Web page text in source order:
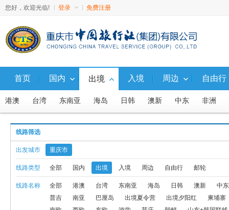
您好，欢迎光临! 登录 免费注册
首页 国内 出境
港澳 台湾 东南亚 海岛 日韩 澳新 中东 非洲
出境夕阳红 柬埔寨 出境自由行 日本 韩国 北欧 南
东北+俄罗斯联线 东北+朝鲜联线 广西+越南联线 迪拜 清
长滩 斯里兰卡 出境自驾 天宁塞班 老挝 出境
留尼旺 宿雾 贝加尔湖及联线产品 新疆+俄罗斯联线 岘港
东南亚以外高端定制游 马尔代夫 印度 塞舌尔
入境 周边 自由行
线路筛选
出发城市 重庆市
线路类型 全部 国内 出境 入境 周边 自由行 邮轮
线路名称 全部 港澳 台湾 东南亚 海岛 日韩 澳新
中东
普吉
南亚 巴厘岛 出境夏令营 出境夕阳红
柬埔寨